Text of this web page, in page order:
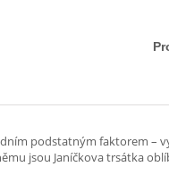
podstatným faktorem –
jsou Janíčkova trsátka